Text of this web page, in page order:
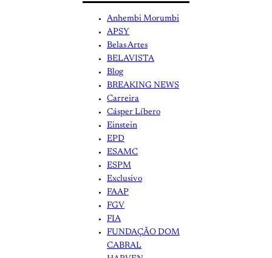
Anhembi Morumbi
APSY
Belas Artes
BELAVISTA
Blog
BREAKING NEWS
Carreira
Cásper Líbero
Einstein
EPD
ESAMC
ESPM
Exclusivo
FAAP
FGV
FIA
FUNDAÇÃO DOM
CABRAL